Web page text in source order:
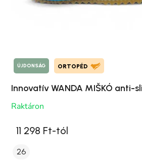
ÚJDONSÁG ORTOPÉD
Innovatív WANDA MIŠKÓ anti-
Raktáron
11 298 Ft-tól
26